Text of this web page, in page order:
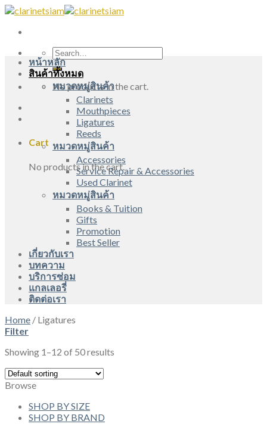
Skip
content
Search
for:
No products in the cart.
Cart
No products in the cart.
หน้าหลัก
สินค้าทั้งหมด
หมวดหมู่สินค้า
Clarinets
Mouthpieces
Ligatures
Reeds
หมวดหมู่สินค้า
Accessories
Service Repair & Accessories
Used Clarinet
หมวดหมู่สินค้า
Books & Tuition
Gifts
Promotion
Best Seller
เกี่ยวกับเรา
บทความ
บริการซ่อม
แกลเลอรี่
ติดต่อเรา
Home / Ligatures
Filter
Showing 1–12 of 50 results
Browse
SHOP BY SIZE
SHOP BY BRAND